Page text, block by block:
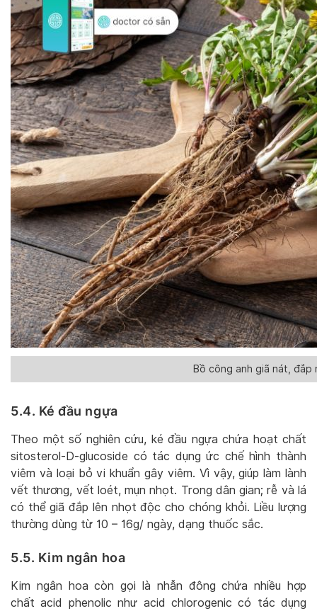
Bồ công anh giã nát, đắp
5.4. Ké đầu ngựa
Theo một số nghiên cứu, ké đầu ngựa chứa hoạt chất
sitosterol-D-glucoside có tác dụng ức chế hình thành
viêm và loại bỏ vi khuẩn gây viêm. Vì vậy, giúp làm lành
vết thương, vết loét, mụn nhọt. Trong dân gian; rễ và lá
có thể giã đắp lên nhọt độc cho chóng khỏi. Liều lượng
thường dùng từ 10 – 16g/ ngày, dạng thuốc sắc.
5.5. Kim ngân hoa
Kim ngân hoa còn gọi là nhẫn đông chứa nhiều hợp
chất acid phenolic như acid chlorogenic có tác dụng